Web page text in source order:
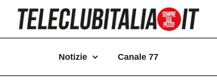
contenuto
Notizie Canale 77